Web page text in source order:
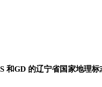
和GD 的辽宁省国家地理